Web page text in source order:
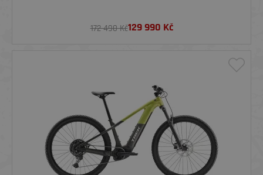
172 490 Kč129 990 Kč